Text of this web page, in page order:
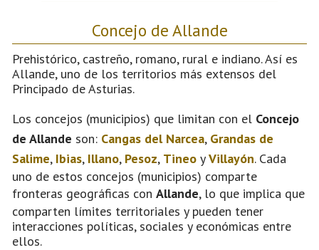
Concejo de Allande
Prehistórico, castreño, romano, rural e indiano. Así es
Allande, uno de los territorios más extensos del
Principado de Asturias.
Los concejos (municipios) que limitan con el Concejo
de Allande son: Cangas del Narcea, Grandas de
Salime, Ibias, Illano, Pesoz, Tineo yVillayón. Cada
uno de estos concejos (municipios) comparte
fronteras geográficas con Allande, lo que implica que
comparten límites territoriales y pueden tener
interacciones políticas, sociales y económicas entre
ellos.